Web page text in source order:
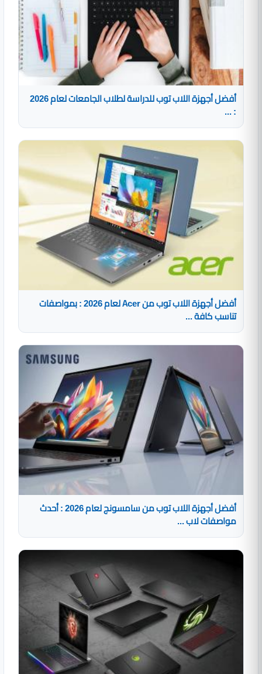
أفضل أجهزة اللاب توب للدراسة لطلاب الجامعات لعام 2026
: ...
أفضل أجهزة اللاب توب من Acer لعام 2026 : بمواصفات
تناسب كافة ...
أفضل أجهزة اللاب توب من سامسونج لعام 2026 : أحدث
مواصفات لاب ...